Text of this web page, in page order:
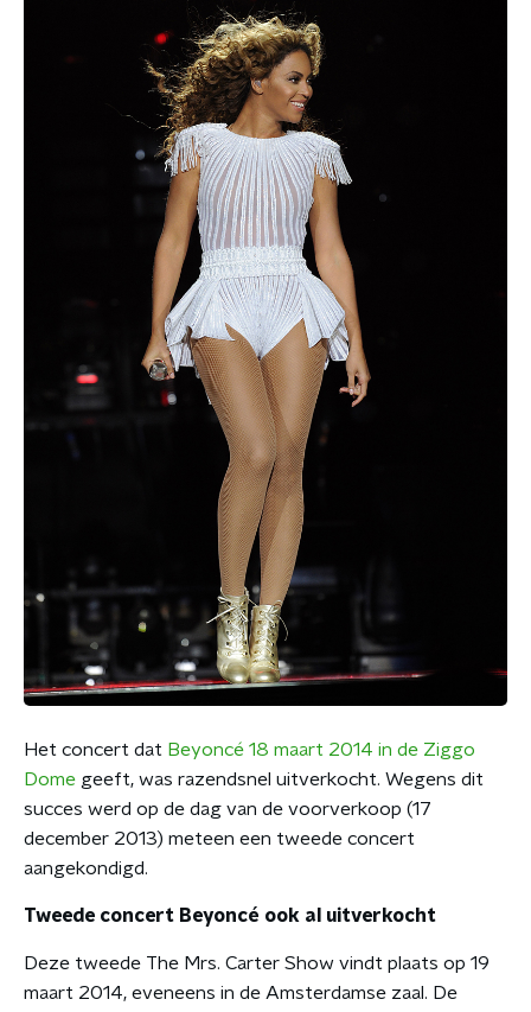
Het concert dat Beyoncé 18 maart 2014 in de Ziggo
Dome geeft, was razendsnel uitverkocht. Wegens dit
succes werd op de dag van de voorverkoop (17
december 2013) meteen een tweede concert
aangekondigd.
Tweede concert Beyoncé ook al uitverkocht
Deze tweede The Mrs. Carter Show vindt plaats op 19
maart 2014, eveneens in de Amsterdamse zaal. De